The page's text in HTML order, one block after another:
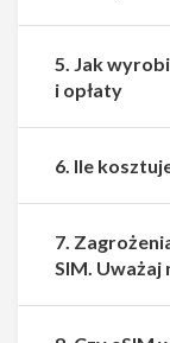
5. Jak
i opłaty
6. Ile
7.
SIM. Uważaj